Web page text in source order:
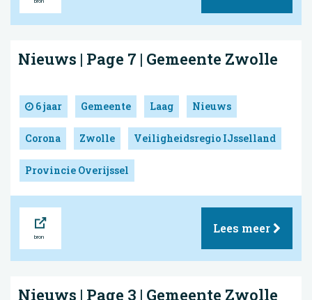
Nieuws | Page 7 | Gemeente Zwolle
6 jaar Gemeente Laag Nieuws
Corona Zwolle Veiligheidsregio IJsselland
Provincie Overijssel
Lees meer
Nieuws | Page 3 | Gemeente Zwolle